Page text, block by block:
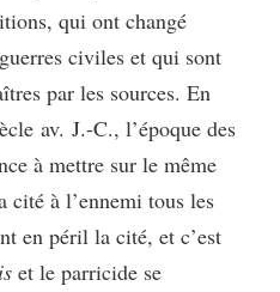
qui ont changé
civiles et qui sont
par les sources. En
av. J.-C., l’époque des
à mettre sur le même
cité à l’ennemi tous les
en péril la cité, et c’est
et le parricide se